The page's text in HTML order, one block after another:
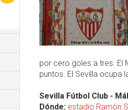
por cero goles a tres. El
puntos. El Sevilla ocupa
Sevilla Fútbol Club -
Dónde: estadio Ramón